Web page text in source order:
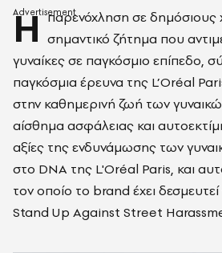
Η παρενόχληση σε δημόσιους
σημαντικό ζήτημα που
γυναίκες σε παγκόσμιο επίπεδο,
παγκόσμια έρευνα της L’Oréal
στην καθημερινή ζωή των
αίσθημα ασφάλειας και
αξίες της ενδυνάμωσης των
στο DNA της L'Oréal Paris, και
τον οποίο το brand έχει δεσμευτεί
Stand Up Against Street